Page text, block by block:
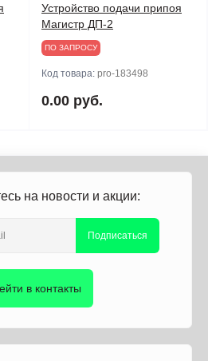
Устройство подачи припоя
Магистр ДП-2
ПО ЗАПРОСУ
Код товара: pro-183498
0.00 руб.
на новости и акции:
Подписаться
в контакты